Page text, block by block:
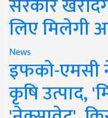
लिए मिलेगी
News
इफको-एमसी
कृषि उत्पाद,